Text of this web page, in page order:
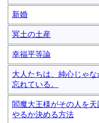
新婚
冥土の土産
幸福平等論
大人たちは、純心じゃ
忘れている。
閻魔大王様がその人を
やるか決める方法